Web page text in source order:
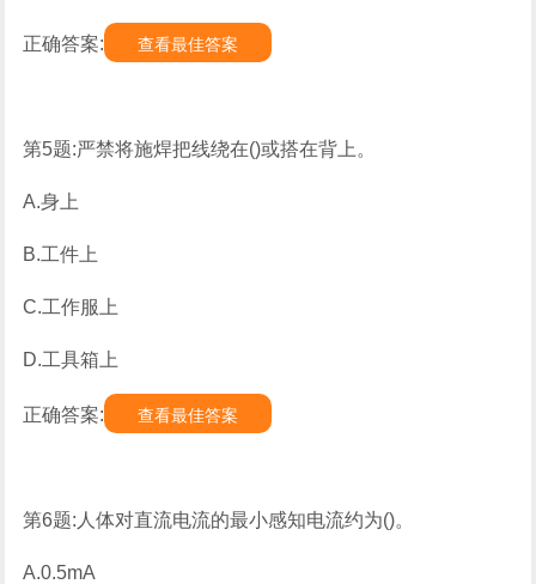
正确答案: 查看最佳答案
第5题:严禁将施焊把线绕在()或搭在背上。
A.身上
B.工件上
C.工作服上
D.工具箱上
正确答案: 查看最佳答案
第6题:人体对直流电流的最小感知电流约为()。
A.0.5mA